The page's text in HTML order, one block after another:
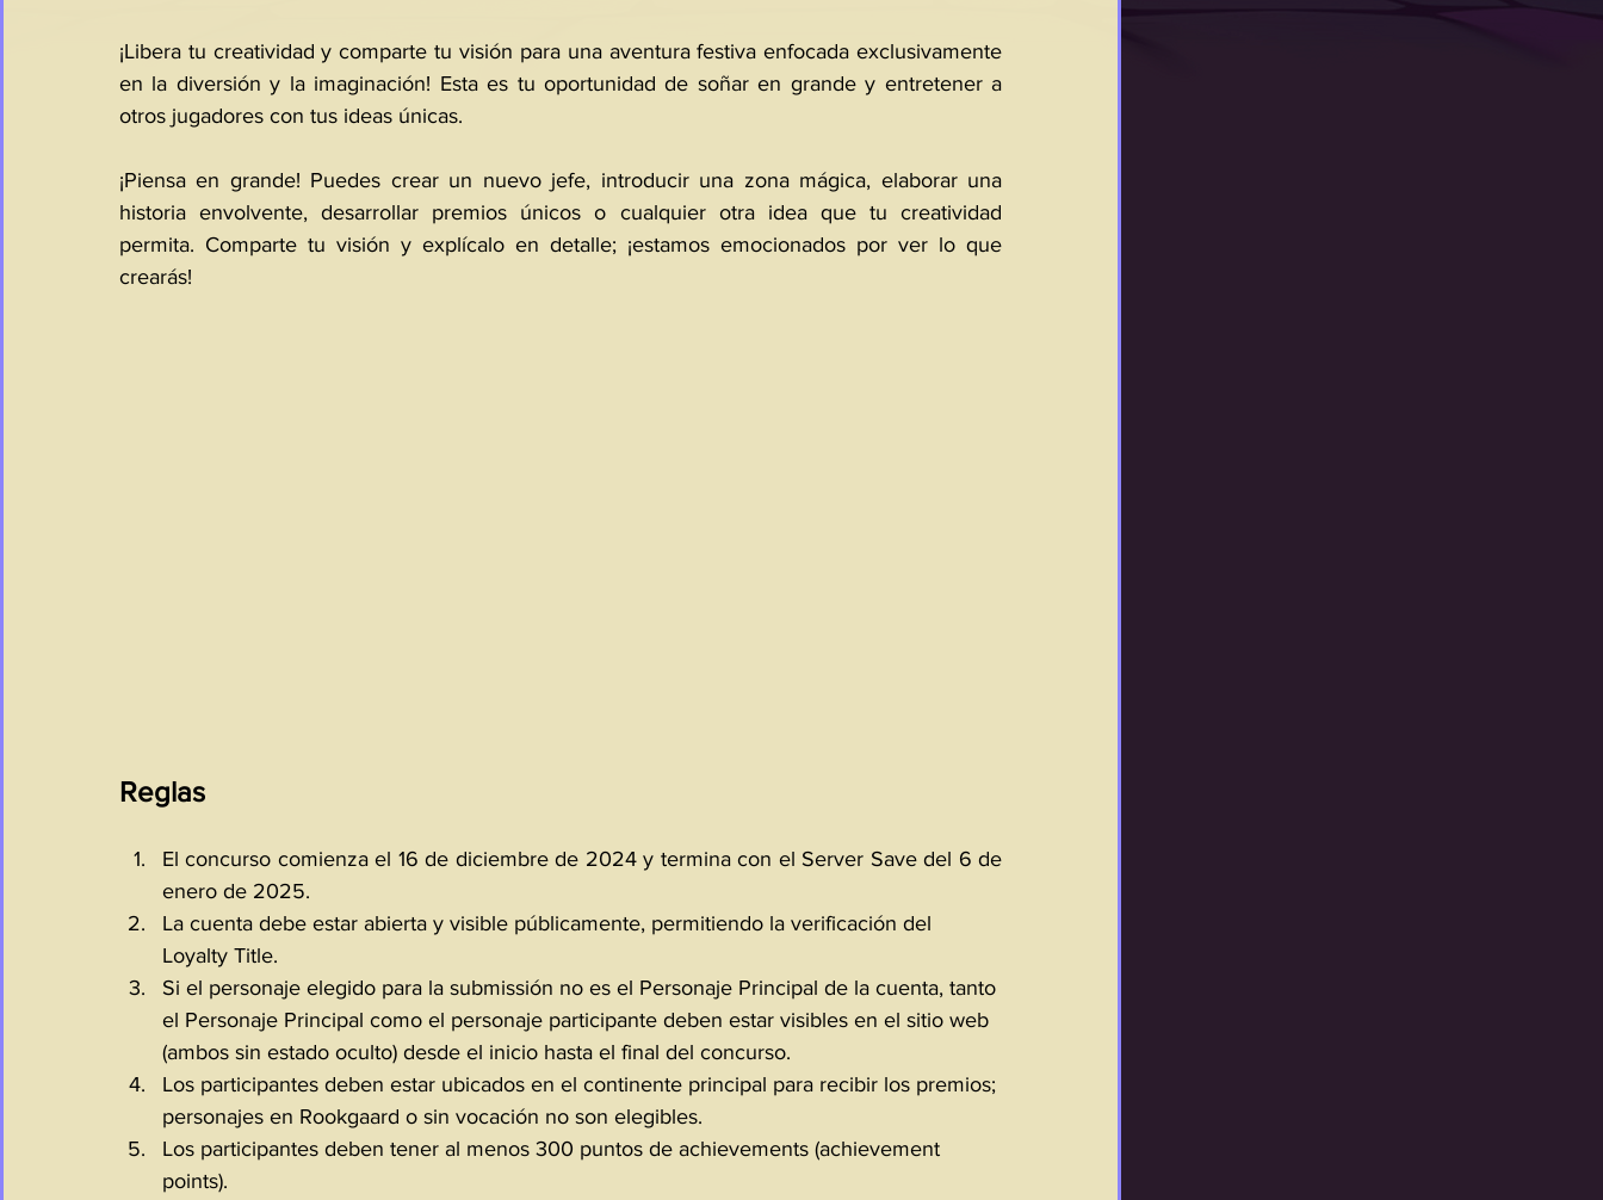
¡Libera tu creatividad y comparte tu visión para una aventura festiva enfocada exclusivamente
en la diversión y la imaginación! Esta es tu oportunidad de soñar en grande y entretener a
otros jugadores con tus ideas únicas.
¡Piensa en grande! Puedes crear un nuevo jefe, introducir una zona mágica, elaborar una
historia envolvente, desarrollar premios únicos o cualquier otra idea que tu creatividad
permita. Comparte tu visión y explícalo en detalle; ¡estamos emocionados por ver lo que
crearás!
Reglas
El concurso comienza el 16 de diciembre de 2024 y termina con el Server Save del 6 de
enero de 2025.
La cuenta debe estar abierta y visible públicamente, permitiendo la verificación del
Loyalty Title.
Si el personaje elegido para la submissión no es el Personaje Principal de la cuenta, tanto
el Personaje Principal como el personaje participante deben estar visibles en el sitio web
(ambos sin estado oculto) desde el inicio hasta el final del concurso.
Los participantes deben estar ubicados en el continente principal para recibir los premios;
personajes en Rookgaard o sin vocación no son elegibles.
Los participantes deben tener al menos 300 puntos de achievements (achievement
points).